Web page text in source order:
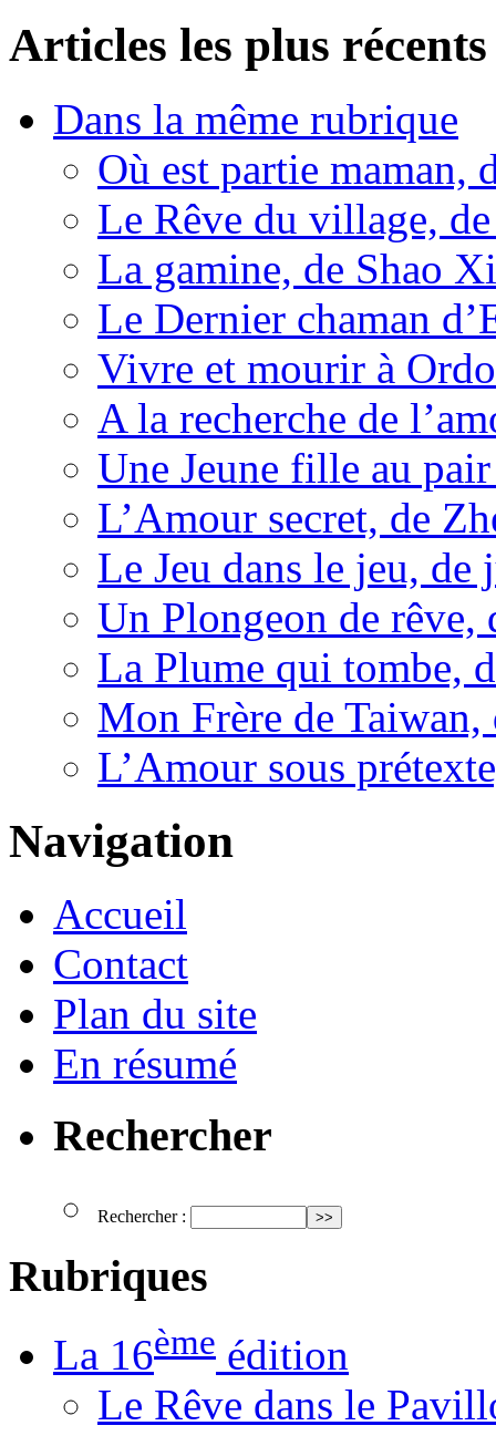
Articles les plus récents
Dans la même rubrique
Où est partie maman,
Le Rêve du village,
La gamine, de Shao
Le Dernier chaman
Vivre et mourir à
A la recherche de
Une Jeune fille au
L’Amour secret, de
Le Jeu dans le jeu, de
Un Plongeon de rêve,
La Plume qui tombe,
Mon Frère de
L’Amour sous
Navigation
Accueil
Contact
Plan du site
En résumé
Rechercher
Rechercher :
Rubriques
La 16ème édition
Le Rêve dans le